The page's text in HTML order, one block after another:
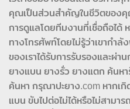
คุณเป็นส่วนสำคัญในชีวิตของคุ
การดูแลโดยทีมงานที่เชื่อถือได้
ทางโทรศัพท์โดยไม่รู้ว่าเขากำลั
ของเราได้รับการรับรองและผ่า
ยางแบน ยางรั่ว ยางแตก ค้นห
ค้นหา กรุณาปะยาง.com หากเ
แบน ขับไปต่อไม่ได้หรือไม่สามา